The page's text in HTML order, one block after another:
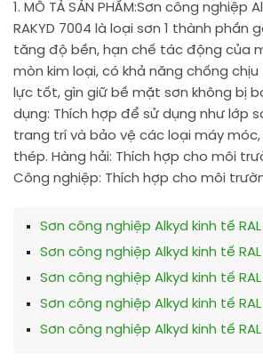
1. MÔ TẢ SẢN PHẨM:Sơn công nghiệp
RAKYD 7004 là loại sơn 1 thành phần
tăng độ bền, hạn chế tác động của
mòn kim loại, có khả năng chống
lực tốt, gìn giữ bề mặt sơn không bị
dụng: Thích hợp để sử dụng như lớp
trang trí và bảo vệ các loại máy
thép. Hàng hải: Thích hợp cho môi
Công nghiệp: Thích hợp cho môi
Sơn công nghiệp Alkyd kinh tế RAL
Sơn công nghiệp Alkyd kinh tế RAL
Sơn công nghiệp Alkyd kinh tế RAL
Sơn công nghiệp Alkyd kinh tế RAL
Sơn công nghiệp Alkyd kinh tế RAL